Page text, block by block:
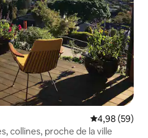
Évaluation
4,98 (59)
collines, proche de la ville